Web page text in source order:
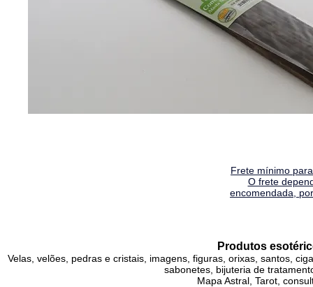
Frete mínimo
O frete
encomendada,
Produtos
Velas, velões, pedras e cristais, imagens, figuras, orixas, santos,
sabonetes, bijuteria de
Mapa Astral, Tarot,